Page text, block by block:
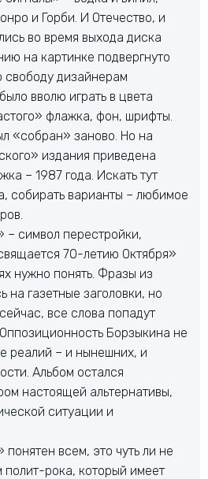
и Горби. И Отечество, и
во время выхода диска
на картинке подвергнуто
свободу дизайнерам
вволю играть в цвета
флажка, фон, шрифты.
«собран» заново. Но на
издания приведена
– 1987 года. Искать тут
собирать варианты – любимое
– символ перестройки,
70-летию Октября»
нужно понять. Фразы из
на газетные заголовки, но
все слова попадут
Борзыкина не
реалий – и нынешних, и
Альбом остался
настоящей альтернативы,
ситуации и
всем, это чуть ли не
полит-рока, который имеет